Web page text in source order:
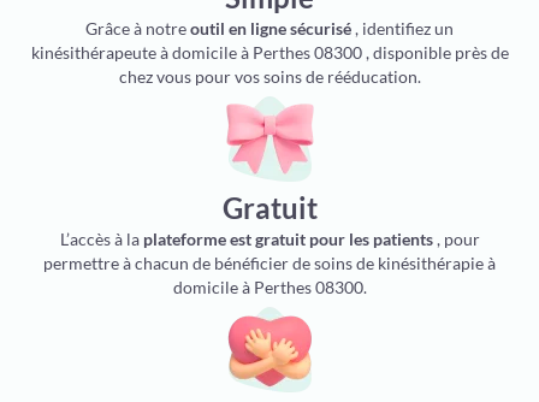
Grâce à notreoutil en ligne sécurisé, identifiez un
kinésithérapeute à domicile à Perthes 08300 , disponible près de
chez vous pour vos soins de rééducation.
Gratuit
L’accès à la plateforme est gratuit pour les patients, pour
permettre à chacun de bénéficier de soins de kinésithérapie à
domicile à Perthes 08300.